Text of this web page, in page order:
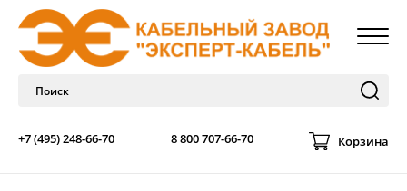
+7 (495) 248-66-70 8 800 707-66-70 Корзина